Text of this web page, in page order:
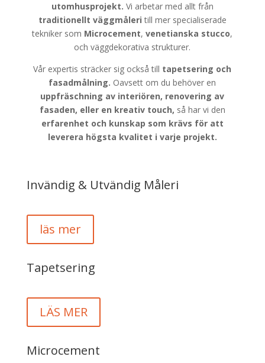
utomhusprojekt. Vi arbetar med allt från
traditionellt väggmåleri till mer specialiserade
tekniker som Microcement,venetianska stucco,
och väggdekorativa strukturer.
Vår expertis sträcker sig också till tapetsering och
fasadmålning. Oavsett om du behöver en
uppfräschning av interiören, renovering av
fasaden, eller en kreativ touch, så har vi den
erfarenhet och kunskap som krävs för att
leverera högsta kvalitet i varje projekt.
Invändig & Utvändig Måleri
läs mer
Tapetsering
LÄS MER
Microcement